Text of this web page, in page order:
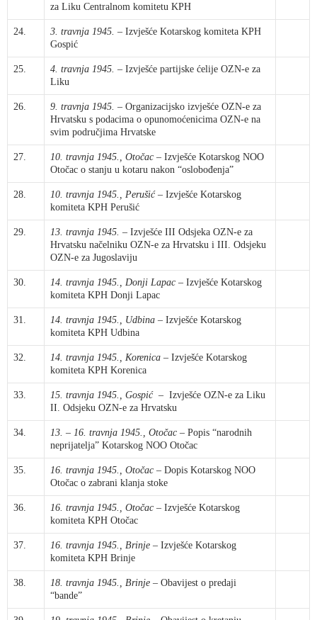
za Liku Centralnom komitetu KPH
24. 3. travnja 1945. – Izvješće Kotarskog komiteta KPH
Gospić
25. 4. travnja 1945. – Izvješće partijske ćelije OZN-e za
Liku
26. 9. travnja 1945. – Organizacijsko izvješće OZN-e za
Hrvatsku s podacima o opunomoćenicima OZN-e na
svim područjima Hrvatske
27. 10. travnja 1945., Otočac – Izvješće Kotarskog NOO
Otočac o stanju u kotaru nakon “oslobođenja”
28. 10. travnja 1945., Perušić – Izvješće Kotarskog
komiteta KPH Perušić
29. 13. travnja 1945. – Izvješće III Odsjeka OZN-e za
Hrvatsku načelniku OZN-e za Hrvatsku i III. Odsjeku
OZN-e za Jugoslaviju
30. 14. travnja 1945., Donji Lapac – Izvješće Kotarskog
komiteta KPH Donji Lapac
31. 14. travnja 1945., Udbina – Izvješće Kotarskog
komiteta KPH Udbina
32. 14. travnja 1945., Korenica – Izvješće Kotarskog
komiteta KPH Korenica
33. 15. travnja 1945., Gospić – Izvješće OZN-e za Liku
II. Odsjeku OZN-e za Hrvatsku
34. 13. – 16. travnja 1945., Otočac – Popis “narodnih
neprijatelja” Kotarskog NOO Otočac
35. 16. travnja 1945., Otočac – Dopis Kotarskog NOO
Otočac o zabrani klanja stoke
36. 16. travnja 1945., Otočac – Izvješće Kotarskog
komiteta KPH Otočac
37. 16. travnja 1945., Brinje – Izvješće Kotarskog
komiteta KPH Brinje
38. 18. travnja 1945., Brinje – Obavijest o predaji
“bande”